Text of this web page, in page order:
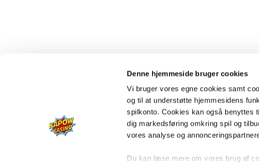
Denne hjemmeside bruger cookies
Vi bruger vores egne cookies samt
og til at understøtte hjemmesidens
spilkonto. Cookies kan også benyttes
dig markedsføring omkring spil og
vores analyse og
Du kan læse mere om vores brug af